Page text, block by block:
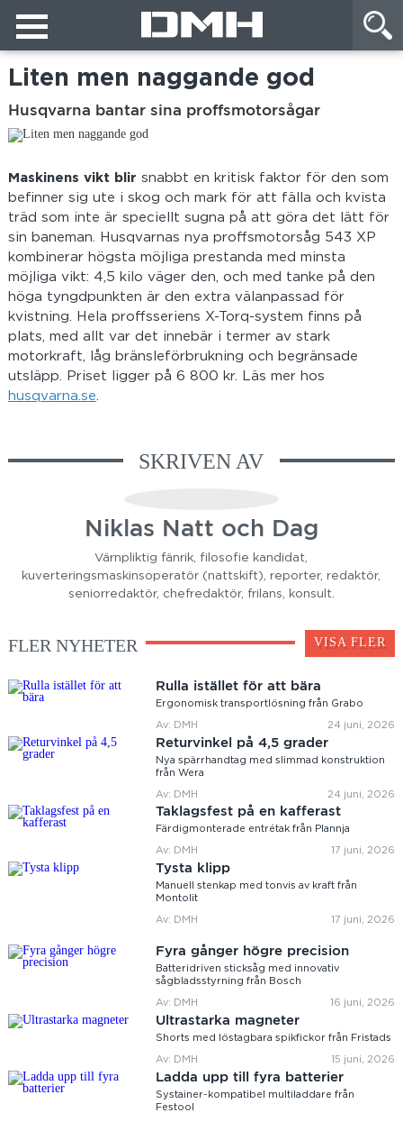
Liten men naggande god
Husqvarna bantar sina proffsmotorsågar
Maskinens vikt blir snabbt en kritisk faktor för den som
befinner sig ute i skog och mark för att fälla och kvista
träd som inte är speciellt sugna på att göra det lätt för
sin baneman. Husqvarnas nya proffsmotorsåg 543 XP
kombinerar högsta möjliga prestanda med minsta
möjliga vikt: 4,5 kilo väger den, och med tanke på den
höga tyngdpunkten är den extra välanpassad för
kvistning. Hela proffsseriens X-Torq-system finns på
plats, med allt var det innebär i termer av stark
motorkraft, låg bränsleförbrukning och begränsade
utsläpp. Priset ligger på 6 800 kr. Läs mer hos
husqvarna.se
SKRIVEN AV
Niklas Natt och Dag
Värnpliktig fänrik, filosofie kandidat,
kuverteringsmaskinsoperatör (nattskift), reporter, redaktör,
seniorredaktör, chefredaktör, frilans, konsult.
FLER NYHETER VISA FLER
Rulla istället för att bära
Ergonomisk transportlösning från Grabo
Av: DMH 24 juni, 2026
Returvinkel på 4,5 grader
Nya spärrhandtag med slimmad konstruktion
från Wera
Av: DMH 24 juni, 2026
Taklagsfest på en kafferast
Färdigmonterade entrétak från Plannja
Av: DMH 17 juni, 2026
Tysta klipp
Manuell stenkap med tonvis av kraft från
Montolit
Av: DMH 17 juni, 2026
Fyra gånger högre precision
Batteridriven sticksåg med innovativ
sågbladsstyrning från Bosch
Av: DMH 16 juni, 2026
Ultrastarka magneter
Shorts med löstagbara spikfickor från Fristads
Av: DMH 15 juni, 2026
Ladda upp till fyra batterier
Systainer-kompatibel multiladdare från
Festool